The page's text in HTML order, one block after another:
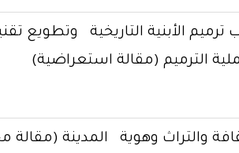
ترميم الأبنية التاريخية وتطويع
الترميم (مقالة استعراضية)
والتراث وهوية المدينة (مقالة